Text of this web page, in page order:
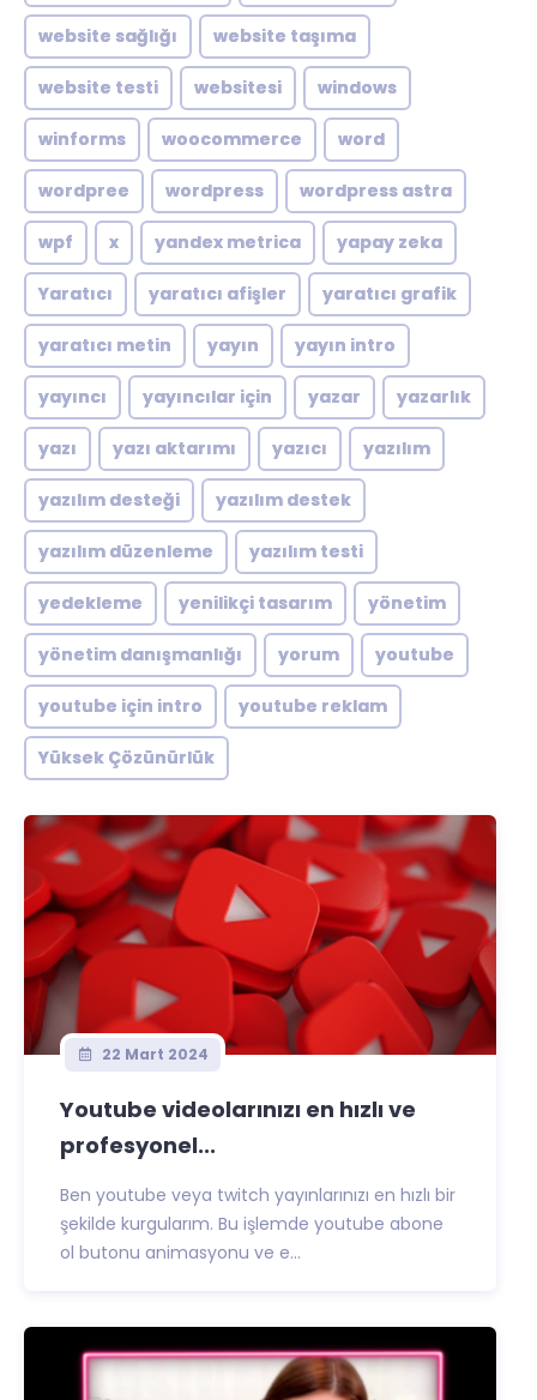
website sağlığı website taşıma
website testi websitesi windows
winforms woocommerce word
wordpree wordpress wordpress astra
wpf x yandex metrica yapay zeka
Yaratıcı yaratıcı afişler yaratıcı grafik
yaratıcı metin yayın yayın intro
yayıncı yayıncılar için yazar yazarlık
yazı yazı aktarımı yazıcı yazılım
yazılım desteği yazılım destek
yazılım düzenleme yazılım testi
yedekleme yenilikçi tasarım yönetim
yönetim danışmanlığı yorum youtube
youtube için intro youtube reklam
Yüksek Çözünürlük
22 Mart 2024
Youtube videolarınızı en hızlı ve
profesyonel...
Ben youtube veya twitch yayınlarınızı en hızlı bir
şekilde kurgularım. Bu işlemde youtube abone
ol butonu animasyonu ve e...